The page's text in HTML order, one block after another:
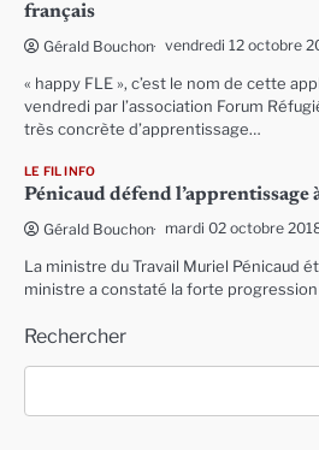
français
Gérald Bouchon vendredi 12 octobre
« happy FLE », c’est le nom de cette
vendredi par l’association Forum
très concrète d’apprentissage…
LE FIL INFO
Pénicaud défend l’apprentissage
Gérald Bouchon mardi 02 octobre
La ministre du Travail Muriel Pénicaud
ministre a constaté la forte
Rechercher